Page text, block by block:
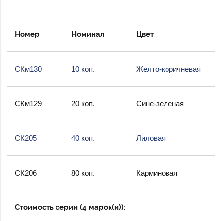
Номер Номинал Цвет
СКм130 10 коп. Желто-коричневая
СКм129 20 коп. Сине-зеленая
СК205 40 коп. Лиловая
СК206 80 коп. Карминовая
Стоимость серии (4 марок(и)):